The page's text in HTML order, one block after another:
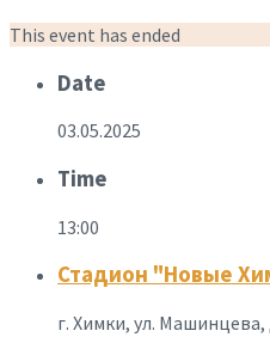
This event has ended
Date
03.05.2025
Time
13:00
Стадион "Новые
г. Химки, ул. Машинцева,